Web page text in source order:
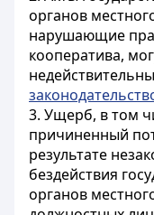
органов
нарушающие
кооператива,
3. Ущерб, в том
причиненный
результате
бездействия
органов